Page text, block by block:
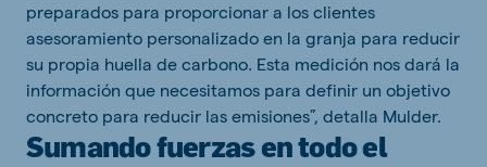
preparados para proporcionar a los clientes
asesoramiento personalizado en la granja para reducir
su propia huella de carbono. Esta medición nos dará la
información que necesitamos para definir un objetivo
concreto para reducir las emisiones”, detalla Mulder.
Sumando fuerzas en todo el